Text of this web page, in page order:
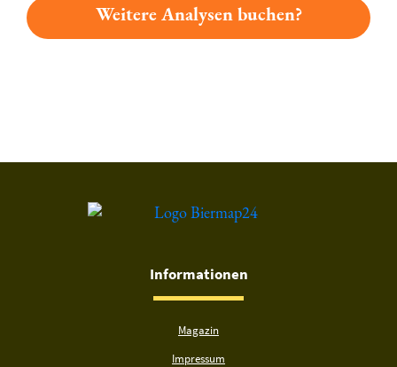
Weitere Analysen buchen?
Informationen
Magazin
Impressum